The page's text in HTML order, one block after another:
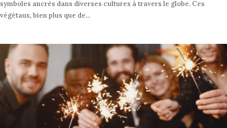
symboles ancrés dans diverses cultures à travers le globe. Ces
végétaux, bien plus que de...